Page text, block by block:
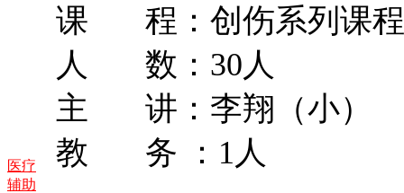
医疗
辅助
课 程： 创伤系列课
人 数：30人
主 讲：李翔（小）
教 务 ：1人